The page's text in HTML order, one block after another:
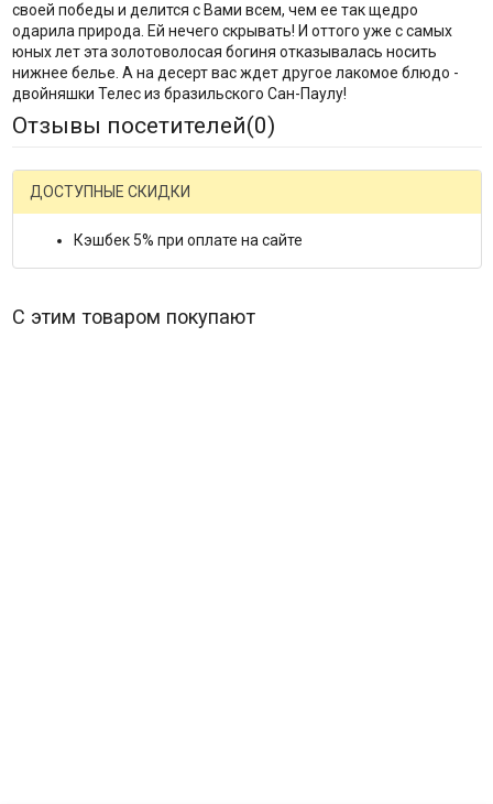
своей победы и делится с Вами всем, чем ее так щедро
одарила природа. Ей нечего скрывать! И оттого уже с самых
юных лет эта золотоволосая богиня отказывалась носить
нижнее белье. А на десерт вас ждет другое лакомое блюдо -
двойняшки Телес из бразильского Сан-Паулу!
Отзывы посетителей(0)
ДОСТУПНЫЕ СКИДКИ
Кэшбек 5% при оплате на сайте
С этим товаром покупают